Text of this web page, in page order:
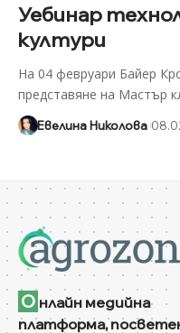
Уебинар
култури
На 04 февруари Байер
представяне на Мастър
Евелина Николова
О нлайн медийна
платформа,